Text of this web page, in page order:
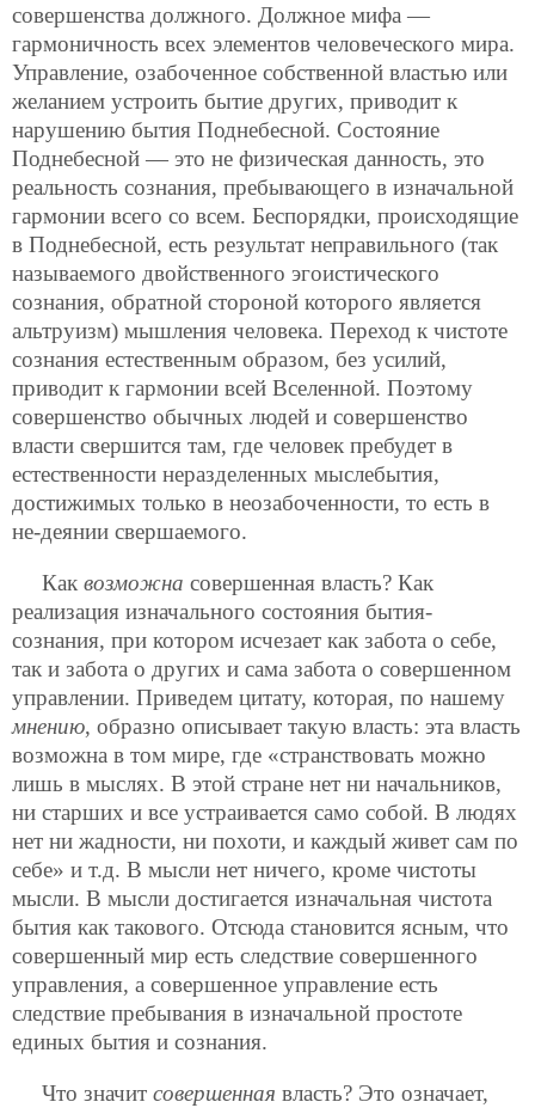
совершенства должного. Должное мифа —
гармоничность всех элементов человеческого мира.
Управление, озабоченное собственной властью или
желанием устроить бытие других, приводит к
нарушению бытия Поднебесной. Состояние
Поднебесной — это не физическая данность, это
реальность сознания, пребывающего в изначальной
гармонии всего со всем. Беспорядки, происходящие
в Поднебесной, есть результат неправильного (так
называемого двойственного эгоистического
сознания, обратной стороной которого является
альтруизм) мышления человека. Переход к чистоте
сознания естественным образом, без усилий,
приводит к гармонии всей Вселенной. Поэтому
совершенство обычных людей и совершенство
власти свершится там, где человек пребудет в
естественности неразделенных мыслебытия,
достижимых только в неозабоченности, то есть в
не-деянии свершаемого.
Как возможна совершенная власть? Как
реализация изначального состояния бытия-
сознания, при котором исчезает как забота о себе,
так и забота о других и сама забота о совершенном
управлении. Приведем цитату, которая, по нашему
мнению, образно описывает такую власть: эта власть
возможна в том мире, где «странствовать можно
лишь в мыслях. В этой стране нет ни начальников,
ни старших и все устраивается само собой. В людях
нет ни жадности, ни похоти, и каждый живет сам по
себе» и т.д. В мысли нет ничего, кроме чистоты
мысли. В мысли достигается изначальная чистота
бытия как такового. Отсюда становится ясным, что
совершенный мир есть следствие совершенного
управления, а совершенное управление есть
следствие пребывания в изначальной простоте
единых бытия и сознания.
Что значит совершенная власть? Это означает,